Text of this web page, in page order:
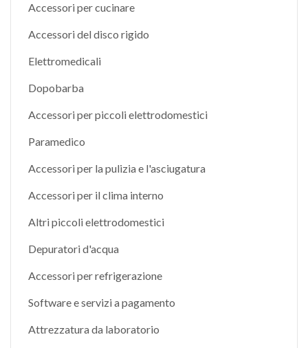
Accessori per cucinare
Accessori del disco rigido
Elettromedicali
Dopobarba
Accessori per piccoli elettrodomestici
Paramedico
Accessori per la pulizia e l'asciugatura
Accessori per il clima interno
Altri piccoli elettrodomestici
Depuratori d'acqua
Accessori per refrigerazione
Software e servizi a pagamento
Attrezzatura da laboratorio